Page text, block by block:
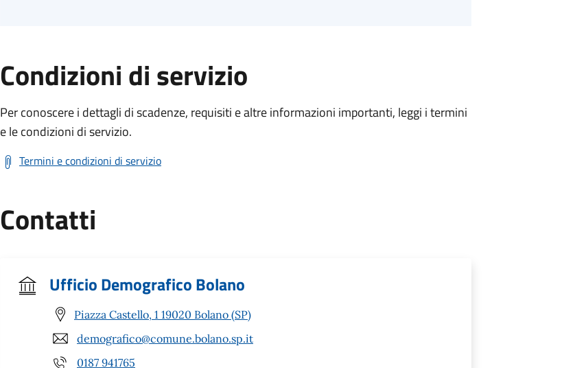
Condizioni di servizio
Per conoscere i dettagli di scadenze, requisiti e altre informazioni importanti, leggi i termini
e le condizioni di servizio.
Termini e condizioni di servizio
Contatti
Ufficio Demografico Bolano
Piazza Castello, 1 19020 Bolano (SP)
demografico@comune.bolano.sp.it
0187 941765